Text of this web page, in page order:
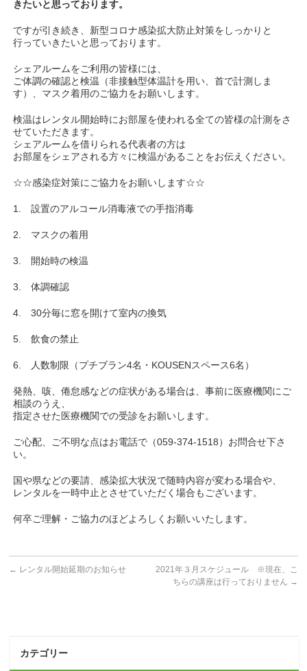
きたいと思っております。
ですが引き続き、新型コロナ感染拡大防止対策をしっかりと
行っていきたいと思っております。
シェアルームをご利用の皆様には、
ご体調の確認と検温（非接触型体温計を用い、首で計測しま
す）、マスク着用のご協力をお願いします。
検温はレンタル開始時にお部屋を使われる全ての皆様の計測をさ
せていただきます。
シェアルームを借りられる代表者の方は
お部屋をシェアされる方々に検温があることをお伝えください。
☆☆感染症対策にご協力をお願いします☆☆
1. 設置のアルコール消毒液での手指消毒
2. マスクの着用
3. 開始時の検温
3. 体調確認
4. 30分毎に窓を開けて室内の換気
5. 飲食の禁止
6. 人数制限（プチブラン4名・KOUSENスペース6名）
発熱、咳、倦怠感などの症状がある場合は、事前に医療機関にご
相談のうえ、
指定させた医療機関での受診をお願いします。
ご心配、ご不明な点はお電話で（059-374-1518）お問合せ下さ
い。
国や県などの要請、感染拡大状況で随時内容が変わる場合や、
レンタルを一時中止とさせていただく場合もございます。
何卒ご理解・ご協力のほどよろしくお願いいたします。
← レンタル開始延期のお知らせ
2021年３月スケジュール ※現在、こ
ちらの講座は行っておりません →
カテゴリー